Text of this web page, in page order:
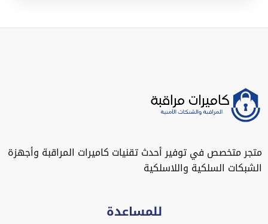
متجر متخصص في توفير أحدث تقنيات كاميرات المراقبة وأجهزة
الشبكات السلكية واللاسلكية
للمساعدة